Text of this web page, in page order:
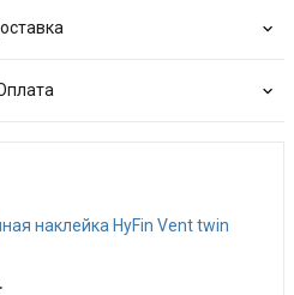
наклейка HyFin Vent twin